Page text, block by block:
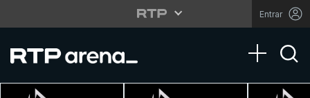
Entrar
Toggle